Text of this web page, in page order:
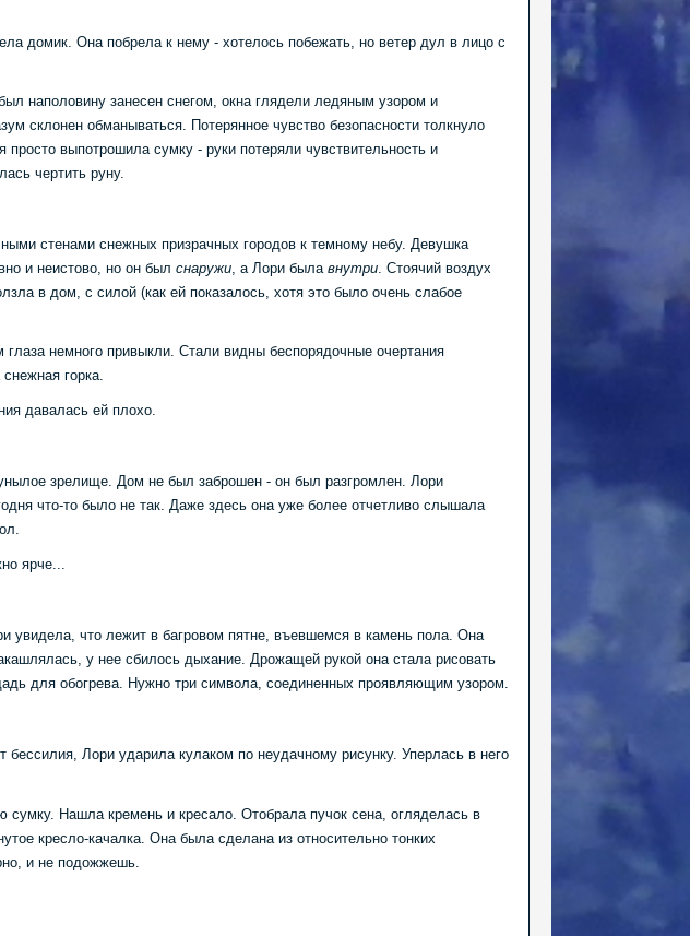
домик. Она побрела к нему - хотелось побежать, но ветер дул в лицо с
наполовину занесен снегом, окна глядели ледяным узором и
склонен обманываться. Потерянное чувство безопасности толкнуло
выпотрошила сумку - руки потеряли чувствительность и
чертить руну.
стенами снежных призрачных городов к темному небу. Девушка
и неистово, но он был снаружи , а Лори была внутри . Стоячий воздух
в дом, с силой (как ей показалось, хотя это было очень слабое
немного привыкли. Стали видны беспорядочные очертания
горка.
давалась ей плохо.
зрелище. Дом не был заброшен - он был разгромлен. Лори
что-то было не так. Даже здесь она уже более отчетливо слышала
ярче...
увидела, что лежит в багровом пятне, въевшемся в камень пола. Она
у нее сбилось дыхание. Дрожащей рукой она стала рисовать
для обогрева. Нужно три символа, соединенных проявляющим узором.
Лори ударила кулаком по неудачному рисунку. Уперлась в него
Нашла кремень и кресало. Отобрала пучок сена, огляделась в
кресло-качалка. Она была сделана из относительно тонких
и не подожжешь.